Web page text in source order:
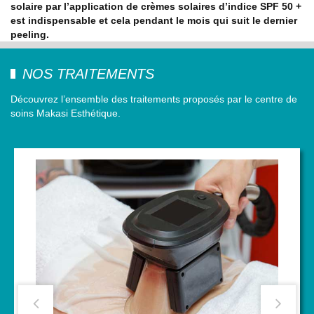
solaire par l’application de crèmes solaires d’indice SPF 50 +
est indispensable et cela pendant le mois qui suit le dernier
peeling.
NOS TRAITEMENTS
Découvrez l’ensemble des traitements proposés par le centre de
soins Makasi Esthétique.